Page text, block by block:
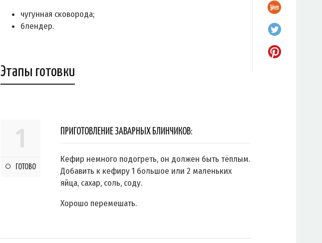
чугунная сковорода;
блендер.
Этапы готовки
1
ГОТОВО
ПРИГОТОВЛЕНИЕ ЗАВАРНЫХ БЛИНЧИКОВ:
Кефир немного подогреть, он должен быть тёплым.
Добавить к кефиру 1 большое или 2 маленьких
яйца, сахар, соль, соду.
Хорошо перемешать.